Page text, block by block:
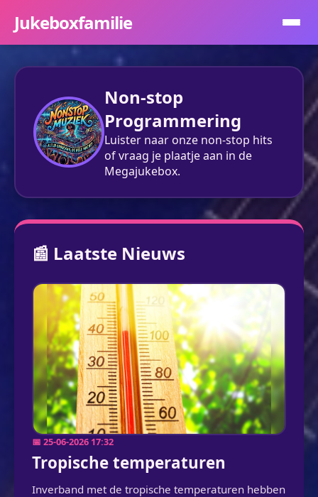
Jukeboxfamilie
Non-stop
Programmering
Luister naar onze non-stop hits
of vraag je plaatje aan in de
Megajukebox.
📰 Laatste Nieuws
📅 25-06-2026 17:32
Tropische temperaturen
Inverband met de tropische temperaturen hebben